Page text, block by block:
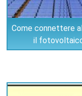
Come connettere
il